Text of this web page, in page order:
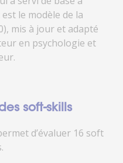
le modèle de la
mis à jour et adapté
en psychologie et
soft-skills
d’évaluer 16 soft